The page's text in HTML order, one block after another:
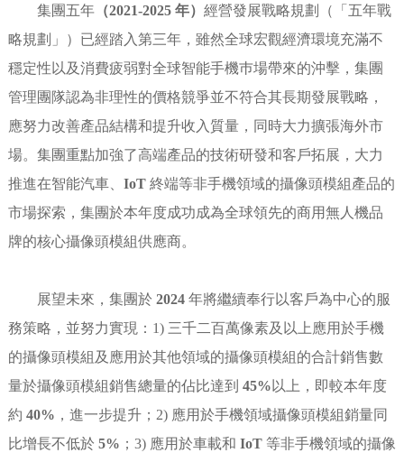
集團五年（2021-2025 年） 經營發展戰略規劃（「五年戰
略規劃」）已經踏入第三年，雖然全球宏觀經濟環境充滿不
穩定性以及消費疲弱對全球智能手機巿場帶來的沖擊，集團
管理團隊認為非理性的價格競爭並不符合其長期發展戰略，
應努力改善產品結構和提升收入質量，同時大力擴張海外市
場。集團重點加強了高端產品的技術研發和客戶拓展，大力
推進在智能汽車、 IoT 終端等非手機領域的攝像頭模組產品的
市場探索，集團於本年度成功成為全球領先的商用無人機品
牌的核心攝像頭模組供應商。
展望未來，集團於 2024年將繼續奉行以客戶為中心的服
務策略，並努力實現：1) 三千二百萬像素及以上應用於手機
的攝像頭模組及應用於其他領域的攝像頭模組的合計銷售數
量於攝像頭模組銷售總量的佔比達到 45% 以上，即較本年度
約 40% ，進一步提升；2) 應用於手機領域攝像頭模組銷量同
比增長不低於 5% ；3) 應用於車載和 IoT 等非手機領域的攝像